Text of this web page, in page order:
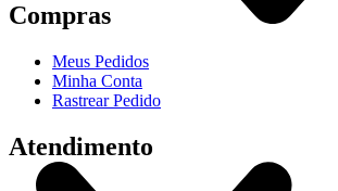
Compras
Meus Pedidos
Minha Conta
Rastrear Pedido
Atendimento